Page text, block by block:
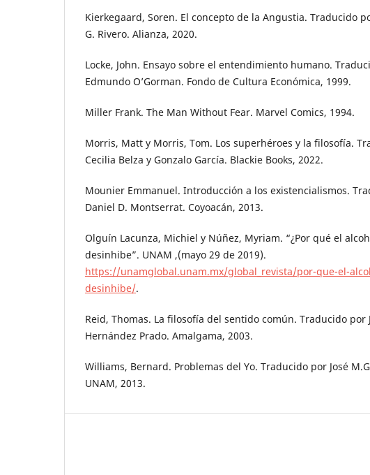
Kierkegaard, Soren. El concepto de la Angustia. Traducido
G. Rivero. Alianza, 2020.
Locke, John. Ensayo sobre el entendimiento humano.
Edmundo O’Gorman. Fondo de Cultura Económica, 1999.
Miller Frank. The Man Without Fear. Marvel Comics, 1994.
Morris, Matt y Morris, Tom. Los superhéroes y la filosofía.
Cecilia Belza y Gonzalo García. Blackie Books, 2022.
Mounier Emmanuel. Introducción a los existencialismos.
Daniel D. Montserrat. Coyoacán, 2013.
Olguín Lacunza, Michiel y Núñez, Myriam. “¿Por qué el
desinhibe”. UNAM ,(mayo 29 de 2019).
https://unamglobal.unam.mx/global_revista/por-que-el-
desinhibe/.
Reid, Thomas. La filosofía del sentido común. Traducido por
Hernández Prado. Amalgama, 2003.
Williams, Bernard. Problemas del Yo. Traducido por José
UNAM, 2013.